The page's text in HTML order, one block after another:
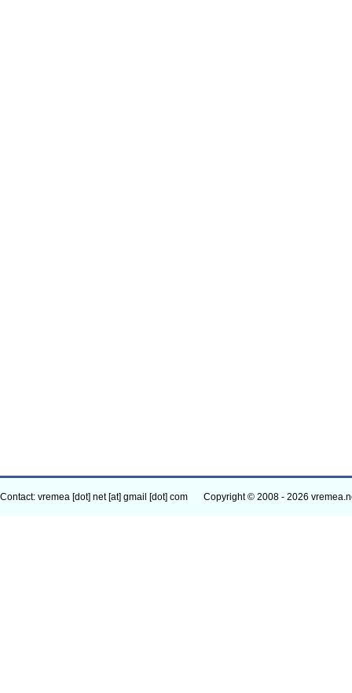
Contact: vremea [dot] net [at] gmail [dot] com Copyright © 2008 - 2026